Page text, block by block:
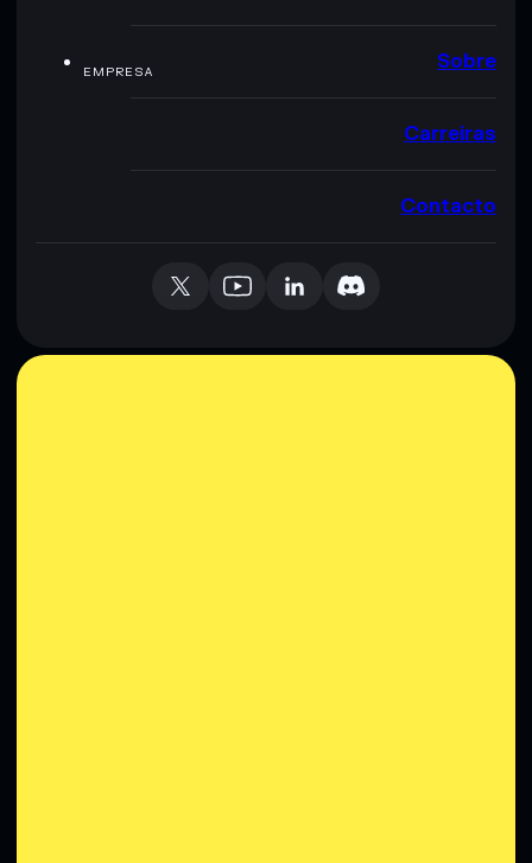
EMPRESA Sobre
Carreiras
Contacto